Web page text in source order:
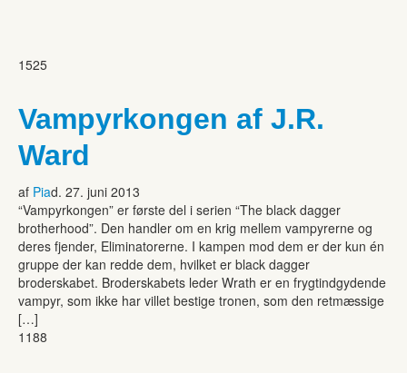
1525
Vampyrkongen af J.R.
Ward
af Piad. 27. juni 2013
“Vampyrkongen” er første del i serien “The black dagger
brotherhood”. Den handler om en krig mellem vampyrerne og
deres fjender, Eliminatorerne. I kampen mod dem er der kun én
gruppe der kan redde dem, hvilket er black dagger
broderskabet. Broderskabets leder Wrath er en frygtindgydende
vampyr, som ikke har villet bestige tronen, som den retmæssige
[…]
1188